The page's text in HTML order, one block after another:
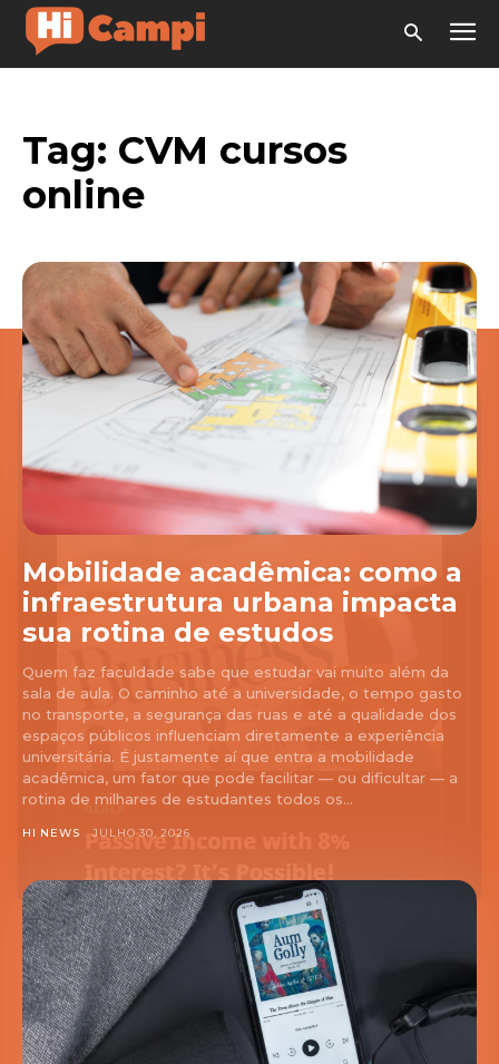
Tag: CVM cursos
online
Mobilidade acadêmica: como a
infraestrutura urbana impacta
sua rotina de estudos
Quem faz faculdade sabe que estudar vai muito além da
sala de aula. O caminho até a universidade, o tempo gasto
no transporte, a segurança das ruas e até a qualidade dos
espaços públicos influenciam diretamente a experiência
universitária. É justamente aí que entra a mobilidade
acadêmica, um fator que pode facilitar — ou dificultar — a
rotina de milhares de estudantes todos os...
HI NEWS JULHO 30, 2026